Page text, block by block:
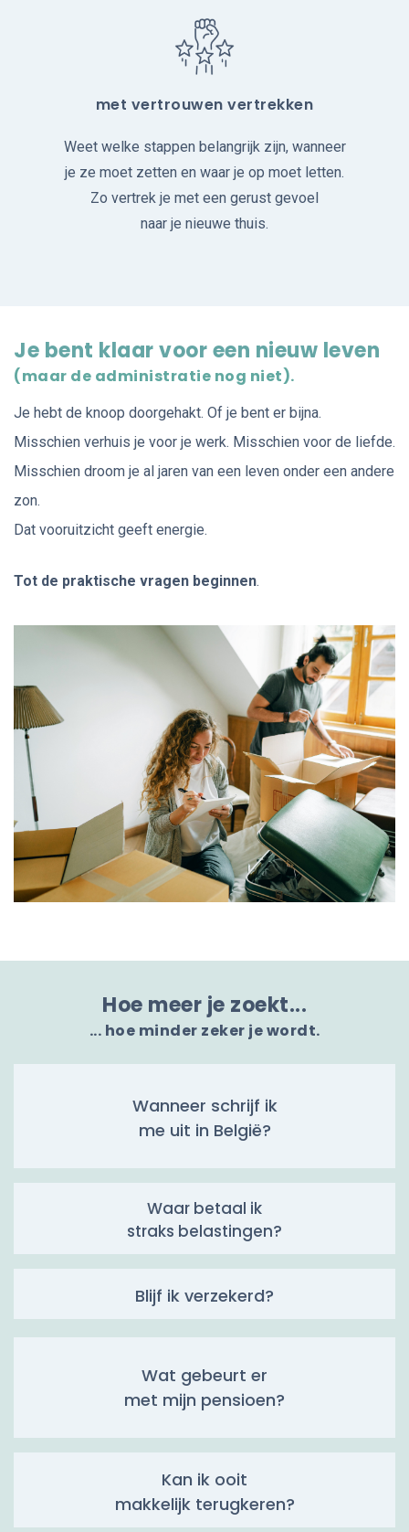
met vertrouwen vertrekken
Weet welke stappen belangrijk zijn, wanneer
je ze moet zetten en waar je op moet letten.
Zo vertrek je met een gerust gevoel
naar je nieuwe thuis.
Je bent klaar voor een nieuw leven
(maar de administratie nog niet).
Je hebt de knoop doorgehakt. Of je bent er bijna.
Misschien verhuis je voor je werk. Misschien voor de liefde.
Misschien droom je al jaren van een leven onder een andere
zon.
Dat vooruitzicht geeft energie.
Tot de praktische vragen beginnen.
Hoe meer je zoekt...
... hoe minder zeker je wordt.
Wanneer schrijf ik
me uit in België?
Waar betaal ik
straks belastingen?
Blijf ik verzekerd?
Wat gebeurt er
met mijn pensioen?
Kan ik ooit
makkelijk terugkeren?